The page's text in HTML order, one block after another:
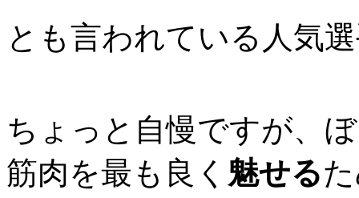
とも言われている人気
ちょっと自慢ですが、
筋肉を最も良く 魅せる